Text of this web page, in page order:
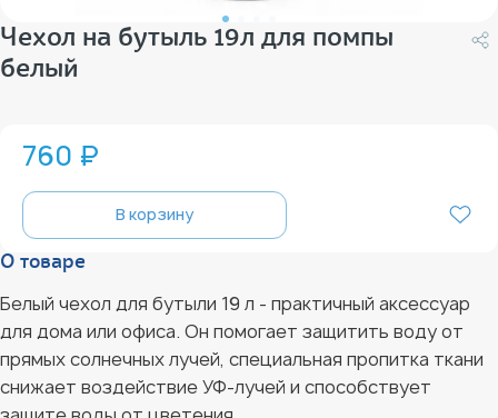
Чехол на бутыль 19л для помпы
белый
О товаре
Белый чехол для бутыли 19 л - практичный аксессуар
для дома или офиса. Он помогает защитить воду от
прямых солнечных лучей, специальная пропитка ткани
снижает воздействие УФ-лучей и способствует
760 ₽
В корзину